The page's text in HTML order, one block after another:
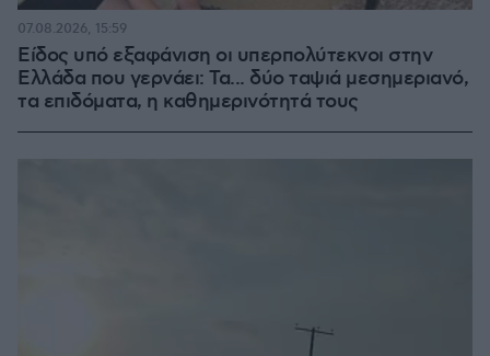
Είδος υπό εξαφάνιση οι υπερπολύτεκνοι στην
Ελλάδα που γερνάει: Τα... δύο ταψιά μεσημεριανό,
τα επιδόματα, η καθημερινότητά τους
07.08.2026, 15:59